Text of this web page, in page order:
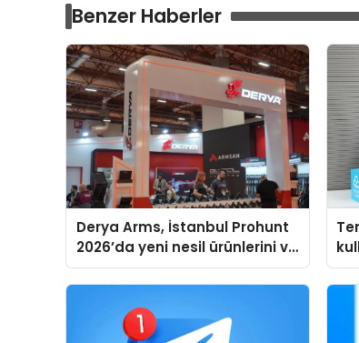
Benzer Haberler
Derya Arms, İstanbul Prohunt
2026’da yeni nesil ürünlerini ve
global marka vizyonunu
sergiledi